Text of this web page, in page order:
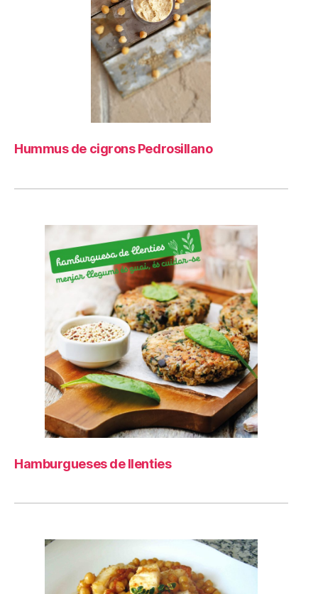
Hummus de cigrons Pedrosillano
Hamburgueses de llenties